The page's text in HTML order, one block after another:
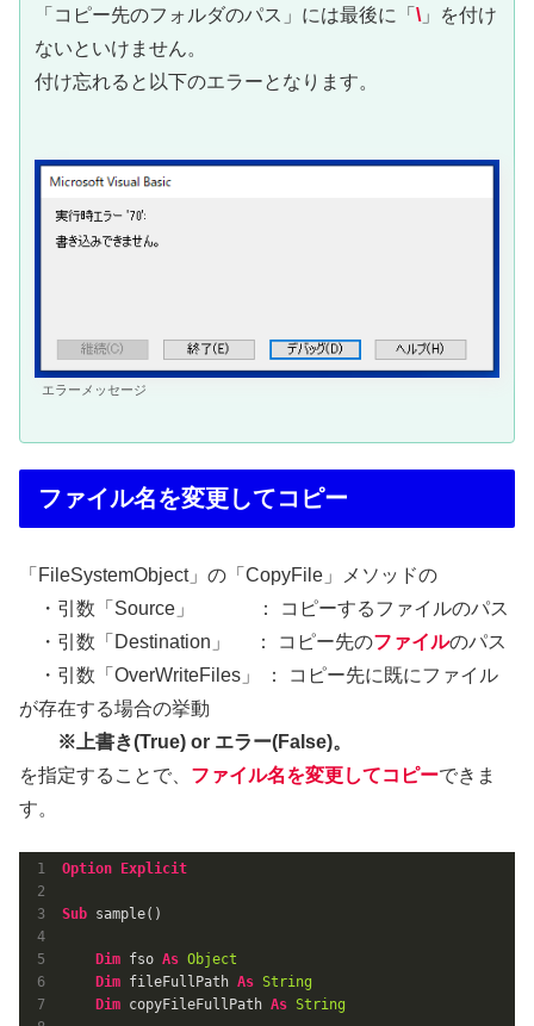
「コピー先のフォルダのパス」には最後に「 \ 」を付け
ないといけません。
付け忘れると以下のエラーとなります。
エラーメッセージ
ファイル名を変更してコピー
「FileSystemObject」の「CopyFile」メソッドの
・引数「Source」 ： コピーするファイルのパス
・引数「Destination」 ： コピー先のファイルのパス
・引数「OverWriteFiles」 ： コピー先に既にファイル
が存在する場合の挙動
※上書き(True) or エラー(False)。
を指定することで、 ファイル名を変更してコピーできま
す。
Option Explicit
Sub sample()
Dim fso As Object
Dim fileFullPath As String
Dim copyFileFullPath As String